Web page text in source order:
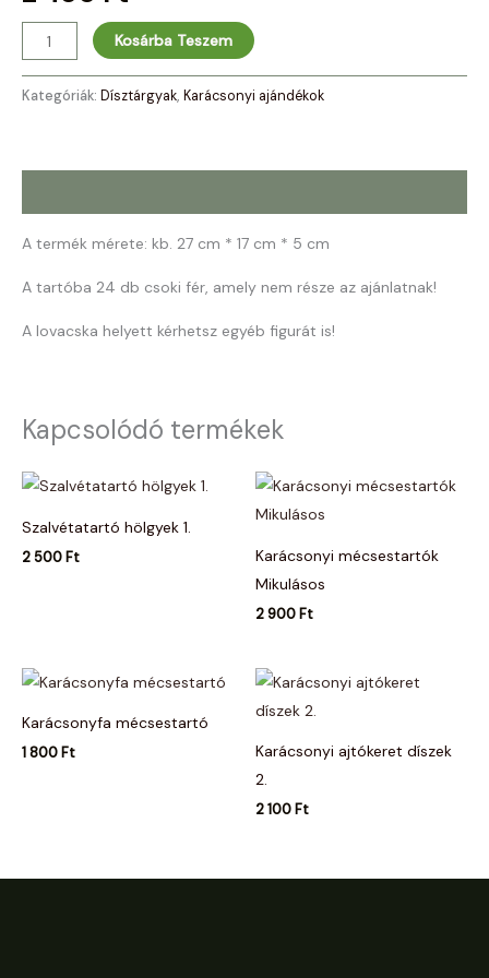
Kosárba Teszem
Kategóriák: Dísztárgyak, Karácsonyi ajándékok
A termék mérete: kb. 27 cm * 17 cm * 5 cm
A tartóba 24 db csoki fér, amely nem része az ajánlatnak!
A lovacska helyett kérhetsz egyéb figurát is!
Kapcsolódó termékek
Szalvétatartó hölgyek 1.
2 500 Ft
Karácsonyi mécsestartók
Mikulásos
2 900 Ft
Karácsonyfa mécsestartó
1 800 Ft
Karácsonyi ajtókeret díszek
2.
2 100 Ft